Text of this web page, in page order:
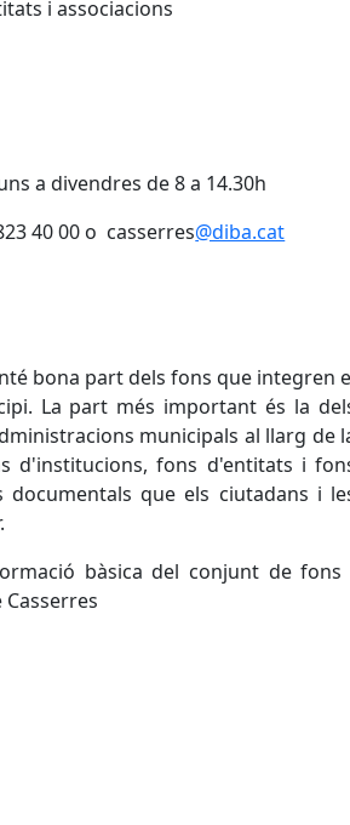
i associacions
a divendres de 8 a 14.30h
40 00 o casserres@diba.cat
bona part dels fons que integren
La part més important és la
municipals al llarg de
d'institucions, fons d'entitats i
que els ciutadans i
bàsica del conjunt de fons
Casserres